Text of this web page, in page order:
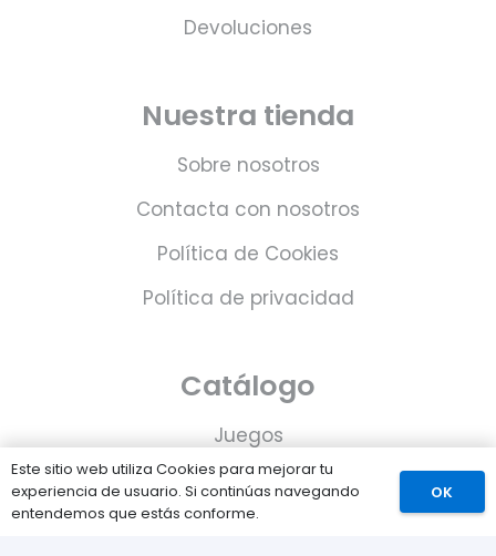
Devoluciones
Nuestra tienda
Sobre nosotros
Contacta con nosotros
Política de Cookies
Política de privacidad
Catálogo
Juegos
Consolas
Accesorios para tu PS5
Este sitio web utiliza Cookies para mejorar tu
experiencia de usuario. Si continúas navegando
entendemos que estás conforme.
OK